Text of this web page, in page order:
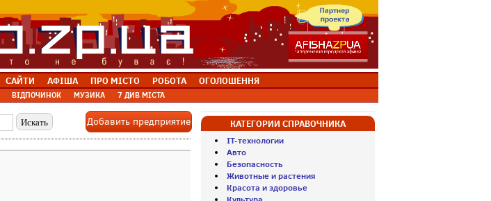
САЙТИ АФІША ПРО МІСТО РОБОТА ОГОЛОШЕННЯ
ВІДПОЧИНОК МУЗИКА 7 ДИВ МІСТА
Добавить предприятие КАТЕГОРИИ СПРАВОЧНИКА
IT-технологии
Авто
Безопасность
Животные и растения
Красота и здоровье